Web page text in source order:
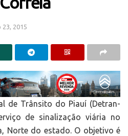
23, 2015
de Trânsito do Piauí (Detran-
de sinalização viária no
Norte do estado. O objetivo é